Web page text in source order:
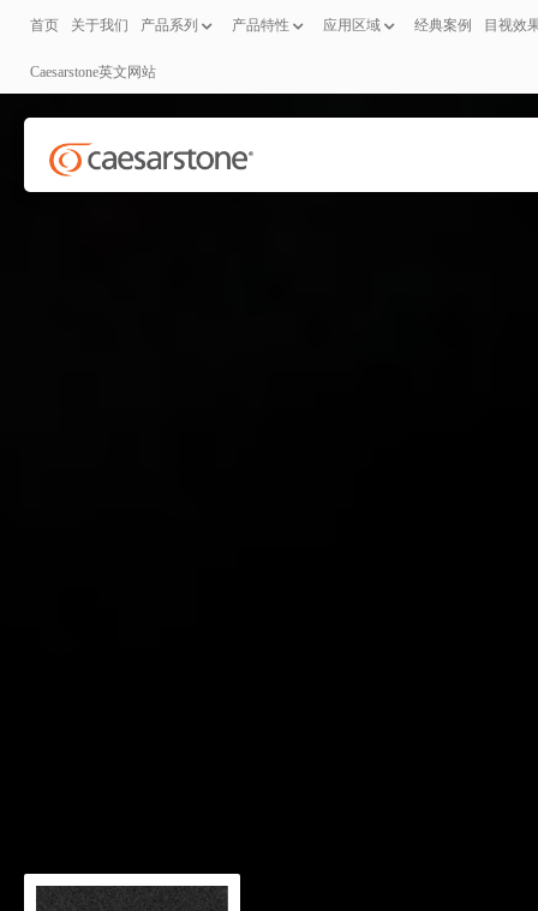
首页 关于我们 产品系列 产品特性 应用区域 经典案例 目视效
Caesarstone英文网站